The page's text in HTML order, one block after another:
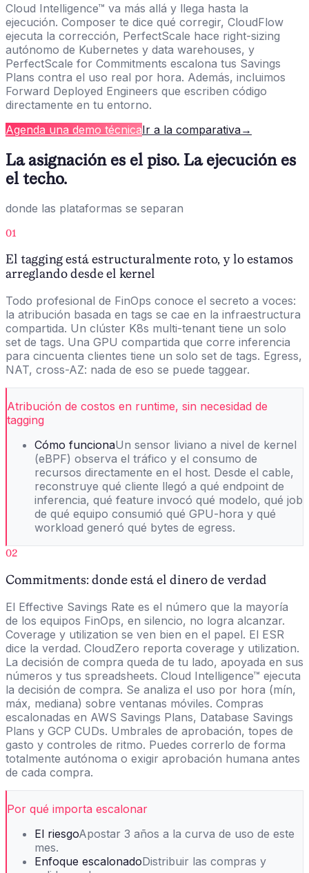
Cloud Intelligence™ va más allá y llega hasta la
ejecución. Composer te dice qué corregir, CloudFlow
ejecuta la corrección, PerfectScale hace right-sizing
autónomo de Kubernetes y data warehouses, y
PerfectScale for Commitments escalona tus Savings
Plans contra el uso real por hora. Además, incluimos
Forward Deployed Engineers que escriben código
directamente en tu entorno.
Agenda una demo técnicaIr a la comparativa→
La asignación es el piso. La ejecución es
el techo.
donde las plataformas se separan
01
El tagging está estructuralmente roto, y lo estamos
arreglando desde el kernel
Todo profesional de FinOps conoce el secreto a voces:
la atribución basada en tags se cae en la infraestructura
compartida. Un clúster K8s multi-tenant tiene un solo
set de tags. Una GPU compartida que corre inferencia
para cincuenta clientes tiene un solo set de tags. Egress,
NAT, cross-AZ: nada de eso se puede taggear.
Atribución de costos en runtime, sin necesidad de
tagging
Cómo funcionaUn sensor liviano a nivel de kernel
(eBPF) observa el tráfico y el consumo de
recursos directamente en el host. Desde el cable,
reconstruye qué cliente llegó a qué endpoint de
inferencia, qué feature invocó qué modelo, qué job
de qué equipo consumió qué GPU-hora y qué
workload generó qué bytes de egress.
02
Commitments: donde está el dinero de verdad
El Effective Savings Rate es el número que la mayoría
de los equipos FinOps, en silencio, no logra alcanzar.
Coverage y utilization se ven bien en el papel. El ESR
dice la verdad. CloudZero reporta coverage y utilization.
La decisión de compra queda de tu lado, apoyada en sus
números y tus spreadsheets. Cloud Intelligence™ ejecuta
la decisión de compra. Se analiza el uso por hora (mín,
máx, mediana) sobre ventanas móviles. Compras
escalonadas en AWS Savings Plans, Database Savings
Plans y GCP CUDs. Umbrales de aprobación, topes de
gasto y controles de ritmo. Puedes correrlo de forma
totalmente autónoma o exigir aprobación humana antes
de cada compra.
Por qué importa escalonar
El riesgoApostar 3 años a la curva de uso de este
mes.
Enfoque escalonadoDistribuir las compras y